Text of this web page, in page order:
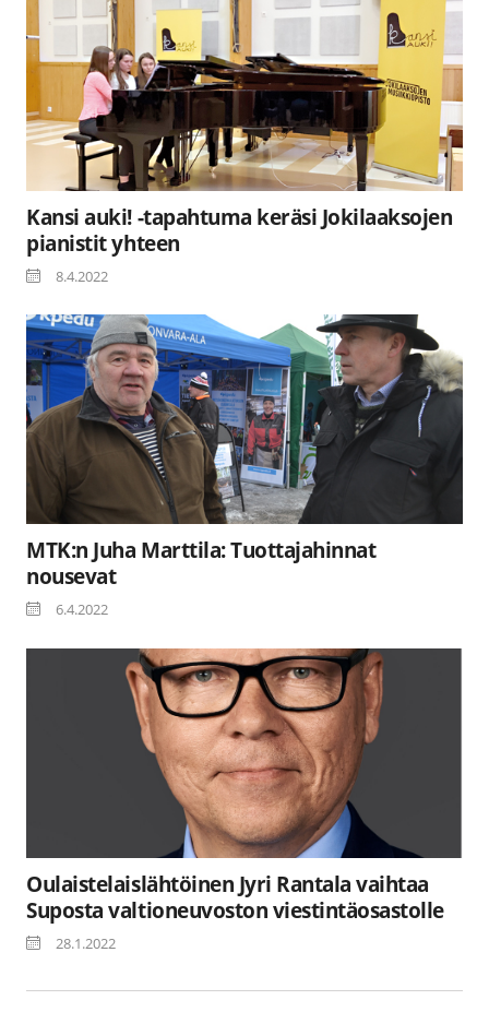
Kansi auki! -tapahtuma keräsi Jokilaaksojen
pianistit yhteen
8.4.2022
MTK:n Juha Marttila: Tuottajahinnat
nousevat
6.4.2022
Oulaistelaislähtöinen Jyri Rantala vaihtaa
Suposta valtioneuvoston viestintäosastolle
28.1.2022